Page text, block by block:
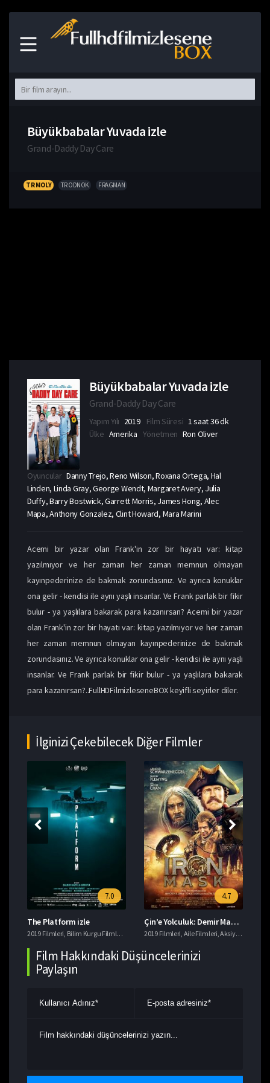
Büyükbabalar Yuvada izle
Grand-Daddy Day Care
TR MOLY TR ODNOK FRAGMAN
Büyükbabalar Yuvada izle
Grand-Daddy Day Care
Yapım Yılı 2019 Film Süresi 1 saat 36 dk
Ülke Amerika Yönetmen Ron Oliver
Oyuncular Danny Trejo, Reno Wilson, Roxana Ortega, Hal
Linden, Linda Gray, George Wendt, Margaret Avery, Julia
Duffy, Barry Bostwick, Garrett Morris, James Hong, Alec
Mapa, Anthony Gonzalez, Clint Howard, Mara Marini
Acemi bir yazar olan Frank'in zor bir hayatı var: kitap
yazılmıyor ve her zaman her zaman memnun olmayan
kayınpederinize de bakmak zorundasınız. Ve ayrıca konuklar
ona gelir - kendisi ile aynı yaşlı insanlar. Ve Frank parlak bir fikir
bulur - ya yaşlılara bakarak para kazanırsan? Acemi bir yazar
olan Frank'in zor bir hayatı var: kitap yazılmıyor ve her zaman
her zaman memnun olmayan kayınpederinize de bakmak
zorundasınız. Ve ayrıca konuklar ona gelir - kendisi ile aynı yaşlı
insanlar. Ve Frank parlak bir fikir bulur - ya yaşlılara bakarak
para kazanırsan?..FullHDFilmizleseneBOX keyifli seyirler diler.
İlginizi Çekebilecek Diğer Filmler
,Macera Filmleri
7.0
The Platform izle
2019 Filmleri Bilim Kurgu Filmleri Gerilim Filmleri,imdb 7+ Filmler ,Korku Filmleri
4.7
Çin’e Yolculuk: Demir Maskenin Gizemi izle
2019 Filmleri Aile Filmleri ,Aksiyon Filmleri
Film Hakkındaki Düşüncelerinizi
Paylaşın